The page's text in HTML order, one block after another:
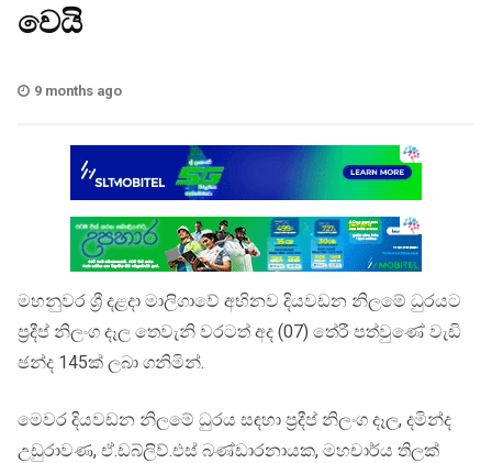
වෙයි
9 months ago
මහනුවර ශ්‍රී දළදා මාලිගාවේ අභිනව දියවඩන නිලමේ ධුරයට
ප්‍රදීප් නිලංග දෑල තෙවැනි වරටත් අද (07) තේරී පත්වුණේ වැඩි
ඡන්ද 145ක් ලබා ගනිමින්.
මෙවර දියවඩන නිලමේ ධුරය සඳහා ප්‍රදීප් නිලංග දෑල, දමින්ද
උඩුරාවණ, ඒ.ඩබ්ලිව්.එස් බණ්ඩාරනායක, මහචාර්ය තිලක්